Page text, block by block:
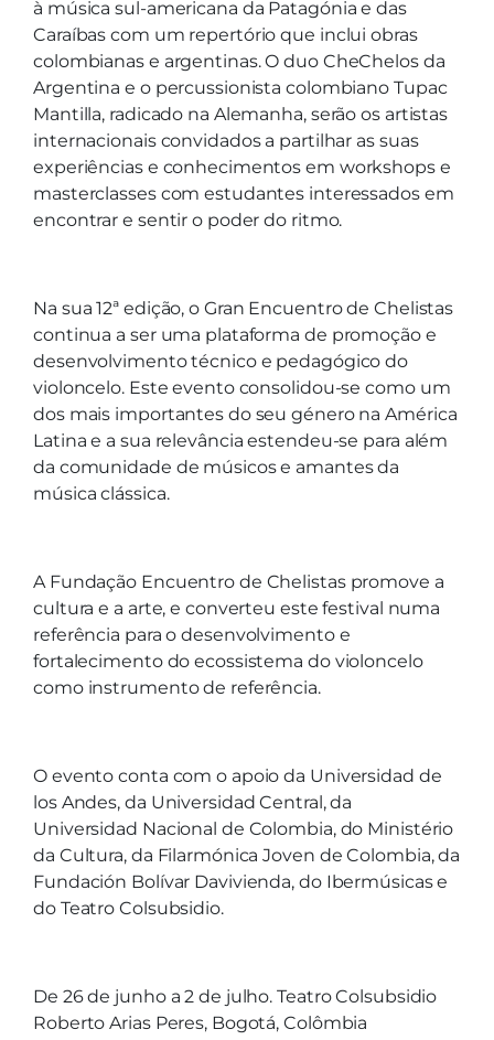
à música sul-americana da Patagónia e das
Caraíbas com um repertório que inclui obras
colombianas e argentinas. O duo CheChelos da
Argentina e o percussionista colombiano Tupac
Mantilla, radicado na Alemanha, serão os artistas
internacionais convidados a partilhar as suas
experiências e conhecimentos em workshops e
masterclasses com estudantes interessados em
encontrar e sentir o poder do ritmo.
Na sua 12ª edição, o Gran Encuentro de Chelistas
continua a ser uma plataforma de promoção e
desenvolvimento técnico e pedagógico do
violoncelo. Este evento consolidou-se como um
dos mais importantes do seu género na América
Latina e a sua relevância estendeu-se para além
da comunidade de músicos e amantes da
música clássica.
A Fundação Encuentro de Chelistas promove a
cultura e a arte, e converteu este festival numa
referência para o desenvolvimento e
fortalecimento do ecossistema do violoncelo
como instrumento de referência.
O evento conta com o apoio da Universidad de
los Andes, da Universidad Central, da
Universidad Nacional de Colombia, do Ministério
da Cultura, da Filarmónica Joven de Colombia, da
Fundación Bolívar Davivienda, do Ibermúsicas e
do Teatro Colsubsidio.
De 26 de junho a 2 de julho. Teatro Colsubsidio
Roberto Arias Peres, Bogotá, Colômbia